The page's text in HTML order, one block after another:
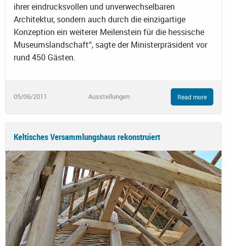
ihrer eindrucksvollen und unverwechselbaren
Architektur, sondern auch durch die einzigartige
Konzeption ein weiterer Meilenstein für die hessische
Museumslandschaft“, sagte der Ministerpräsident vor
rund 450 Gästen.
05/06/2011 Ausstellungen Read more
Keltisches Versammlungshaus rekonstruiert